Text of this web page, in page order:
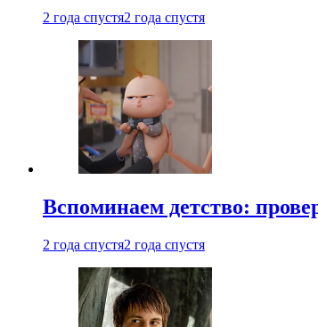
2 года спустя2 года спустя
Вспоминаем детство:
2 года спустя2 года спустя